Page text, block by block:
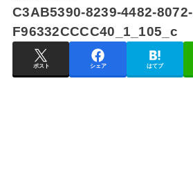
C3AB5390-8239-4482-8072-
F96332CCCC40_1_105_c
ポスト シェア はてブ